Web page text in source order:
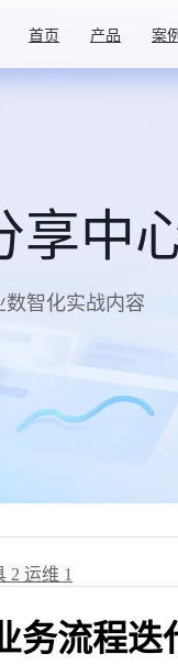
首页 产品 案例
享中
智化实战内容
2 运维 1
务流程迭